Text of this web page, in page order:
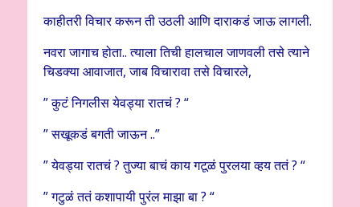
काहीतरी विचार करून ती उठली आणि दाराकडं जाऊ लागली.
नवरा जागाच होता.. त्याला तिची हालचाल जाणवली तसे त्याने
चिडक्या आवाजात, जाब विचारावा तसे विचारले,
” कुटं निगलीस येवड्या रातचं ? “
” सखूकडं बगती जाऊन ..”
” येवड्या रातचं ? तुज्या बाचं काय गटूळं पुरलया व्हय ततं ? “
” गटुळं ततं कशापायी पुरंल माझा बा ? “